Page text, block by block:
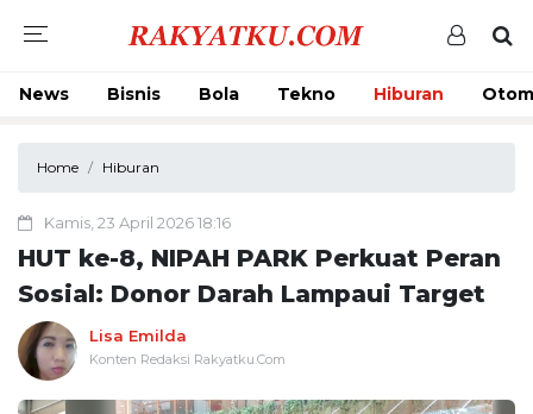
News Bisnis Bola Tekno Hiburan
Home Hiburan
Kamis, 23 April 2026 18:16
HUT ke-8, NIPAH PARK Perkuat Peran
Sosial: Donor Darah Lampaui Target
Lisa Emilda
Konten Redaksi Rakyatku.Com